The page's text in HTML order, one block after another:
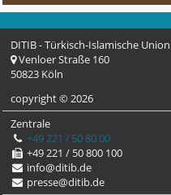
DITIB - Türkisch-Islamische
Venloer Straße 160
50823 Köln
copyright © 2026
Zentrale
+49 221 / 50 80 00
+49 221 / 50 800 100
info@ditib.de
presse@ditib.de